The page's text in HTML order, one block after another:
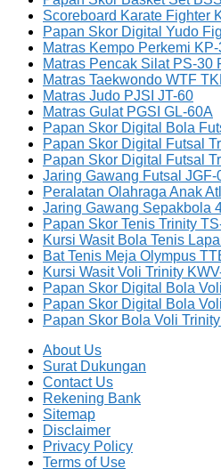
Scoreboard Karate Fighter
Papan Skor Digital Yudo
Matras Kempo Perkemi
Matras Pencak Silat PS-30
Matras Taekwondo WTF
Matras Judo PJSI JT-60
Matras Gulat PGSI GL-60A
Papan Skor Digital Bola
Papan Skor Digital Futsal
Papan Skor Digital Futsal
Jaring Gawang Futsal JGF-
Peralatan Olahraga Anak
Jaring Gawang Sepakbola
Papan Skor Tenis Trinity
Kursi Wasit Bola Tenis
Bat Tenis Meja Olympus
Kursi Wasit Voli Trinity
Papan Skor Digital Bola
Papan Skor Digital Bola
Papan Skor Bola Voli
About Us
Surat Dukungan
Contact Us
Rekening Bank
Sitemap
Disclaimer
Privacy Policy
Terms of Use